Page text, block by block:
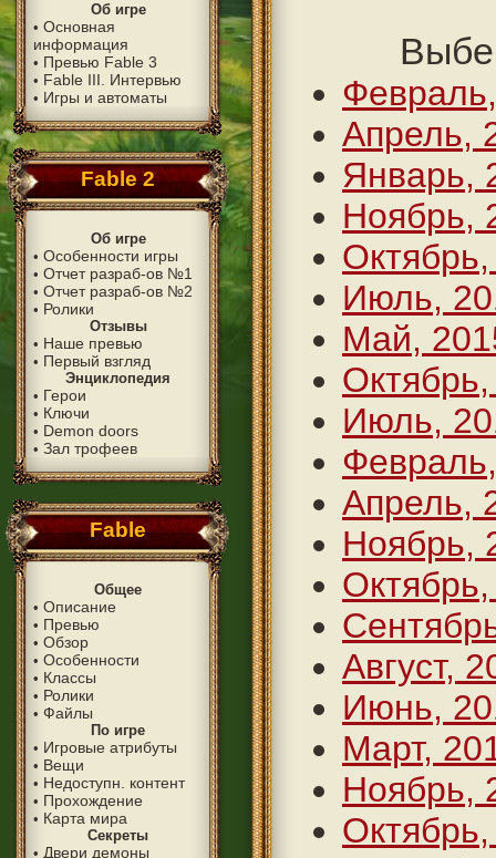
Об игре
• Основная
информация
• Превью Fable 3
• Fable III. Интервью
• Игры и автоматы
Fable 2
Об игре
• Особенности игры
• Отчет разраб-ов №1
• Отчет разраб-ов №2
• Ролики
Отзывы
• Наше превью
• Первый взгляд
Энциклопедия
• Герои
• Ключи
• Demon doors
• Зал трофеев
Fable
Общее
• Описание
• Превью
• Обзор
• Особенности
• Классы
• Ролики
• Файлы
По игре
• Игровые атрибуты
• Вещи
• Недоступн. контент
• Прохождение
• Карта мира
Секреты
• Двери демоны
Апрель,
Январь,
Ноябрь,
Июль,
Май,
Июль,
Апрель,
Ноябрь,
Август,
Июнь,
Март,
Ноябрь,